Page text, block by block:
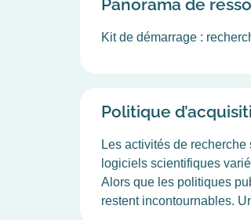
Panorama de
Kit de démarrage :
Politique
Les activités de
logiciels scientifiques
Alors que les politiques
restent incontournables.